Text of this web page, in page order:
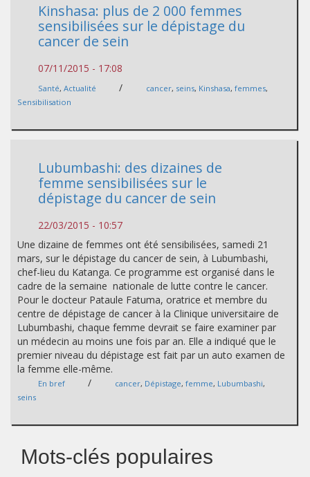
Kinshasa: plus de 2 000 femmes
sensibilisées sur le dépistage du
cancer de sein
07/11/2015 - 17:08
Santé, Actualité / cancer, seins, Kinshasa, femmes,
Sensibilisation
Lubumbashi: des dizaines de
femme sensibilisées sur le
dépistage du cancer de sein
22/03/2015 - 10:57
Une dizaine de femmes ont été sensibilisées, samedi 21
mars, sur le dépistage du cancer de sein, à Lubumbashi,
chef-lieu du Katanga. Ce programme est organisé dans le
cadre de la semaine nationale de lutte contre le cancer.
Pour le docteur Pataule Fatuma, oratrice et membre du
centre de dépistage de cancer à la Clinique universitaire de
Lubumbashi, chaque femme devrait se faire examiner par
un médecin au moins une fois par an. Elle a indiqué que le
premier niveau du dépistage est fait par un auto examen de
la femme elle-même.
En bref / cancer, Dépistage, femme, Lubumbashi,
seins
Mots-clés populaires